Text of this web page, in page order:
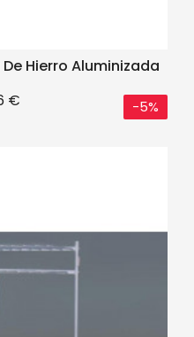
Hierro Aluminizada
€ -5%